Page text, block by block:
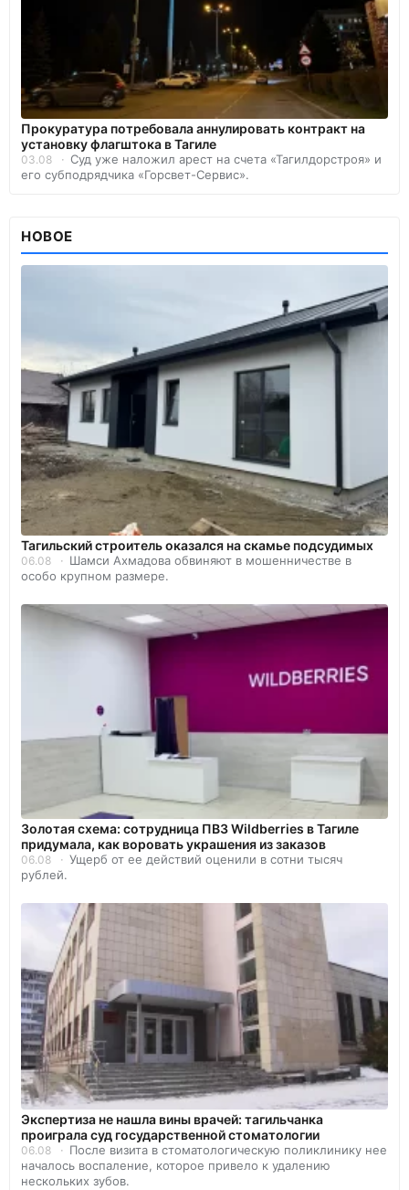
Прокуратура потребовала аннулировать контракт на
установку флагштока в Тагиле
03.08
Суд уже наложил арест на счета «Тагилдорстроя» и
его субподрядчика «Горсвет-Сервис».
НОВОЕ
Тагильский строитель оказался на скамье подсудимых
06.08
Шамси Ахмадова обвиняют в мошенничестве в
особо крупном размере.
Золотая схема: сотрудница ПВЗ Wildberries в Тагиле
придумала, как воровать украшения из заказов
06.08
Ущерб от ее действий оценили в сотни тысяч
рублей.
Экспертиза не нашла вины врачей: тагильчанка
проиграла суд государственной стоматологии
06.08
После визита в стоматологическую поликлинику нее
началось воспаление, которое привело к удалению
нескольких зубов.